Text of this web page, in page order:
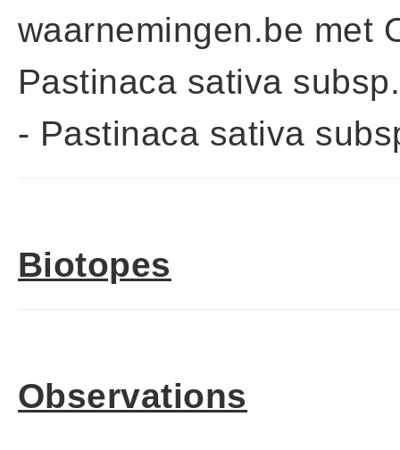
waarnemingen.be met
Pastinaca sativa
- Pastinaca sativa
Biotopes
Observations